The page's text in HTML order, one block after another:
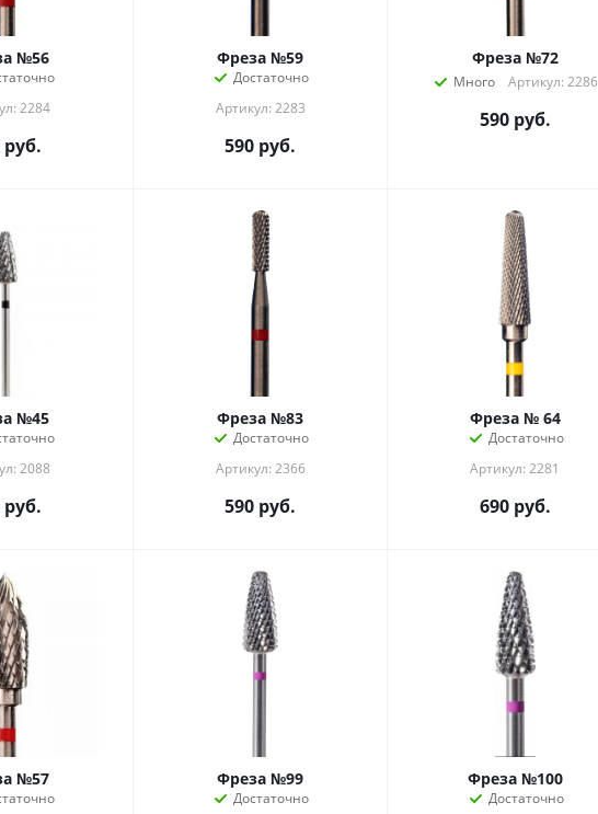
№56
2284
руб.
Фреза №59
Достаточно
Артикул: 2283
590 руб.
Фреза №72
Много Артикул: 2286
590руб.
№45
2088
руб.
Фреза №83
Достаточно
Артикул: 2366
590 руб.
Фреза № 64
Достаточно
Артикул: 2281
690руб.
№57 Фреза №99
Достаточно
Фреза №100
Достаточно